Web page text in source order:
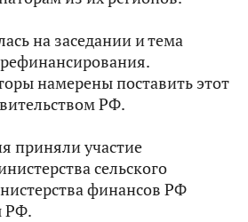
на заседании и тема
намерены поставить этот
РФ.
приняли участие
сельского
финансов РФ
РФ.